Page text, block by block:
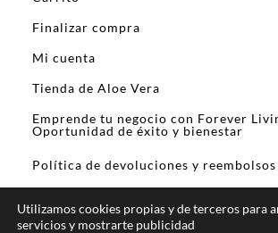
Finalizar compra
Mi cuenta
Tienda de Aloe Vera
Emprende tu negocio con Forever
Oportunidad de éxito y bienestar
Política de devoluciones y reembolsos
Utilizamos cookies propias y de terceros para
servicios y mostrarte publicidad